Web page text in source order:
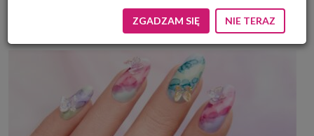
Jeśli nie chcesz wyrazić zgody, kliknij „Nie teraz”.
Wyrażenie zgody jest dobrowolne. Możesz edytować zakres zgody, w tym
Powyższa zgoda dotyczy przetwarzania Twoich danych osobowych w celach
marketingowych Zaufanych Partnerów. Zaufani Partnerzy to firmy z
obszaru e-commerce i reklamodawcy oraz działające w ich imieniu domy
mediowe i podobne organizacje, z którymi Grupa SAGIER współpracuje.
Podmioty z Grupy SAGIER w ramach udostępnianych przez siebie usług
internetowych przetwarzają Twoje dane we własnych celach
marketingowych w oparciu o prawnie uzasadniony, wspólny interes
podmiotów Grupy SAGIER. Przetwarzanie takie nie wymaga dodatkowej
ZGADZAM SIĘ NIE TERAZ
6 marca 2025|